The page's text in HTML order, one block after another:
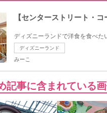
【センターストリート・
ディズニーランドで洋食を食べた
ディズニーランド
みーこ
記事に含まれている